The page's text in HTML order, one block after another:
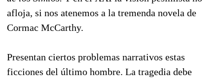
afloja, si nos atenemos a la tremenda novela de
Cormac McCarthy.
Presentan ciertos problemas narrativos estas
ficciones del último hombre. La tragedia debe